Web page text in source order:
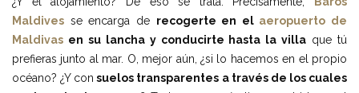
Maldives se encarga de recogerte en el aeropuerto de
Maldivas en su lancha y conducirte hasta la villa que tú
prefieras junto al mar. O, mejor aún, ¿si lo hacemos en el propio
océano? ¿Y con suelos transparentes a través de los cuales